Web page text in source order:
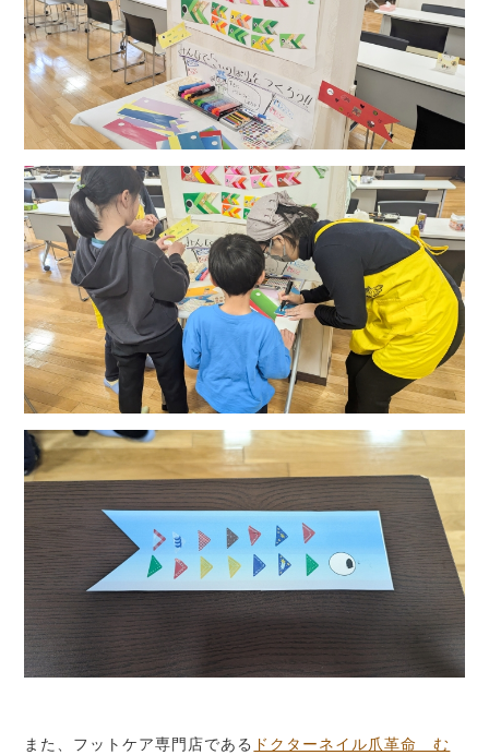
また、フットケア専門店である ドクターネイル爪革命 む